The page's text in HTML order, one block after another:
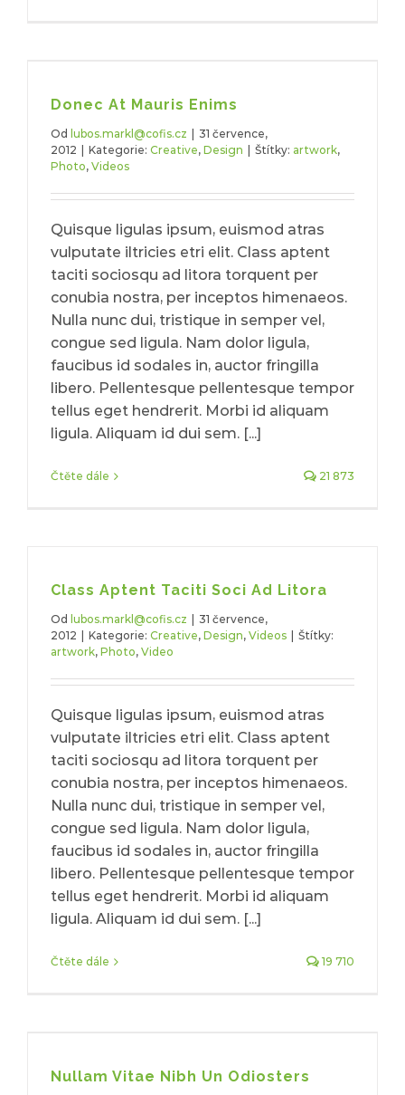
Donec At Mauris Enims
Od lubos.markl@cofis.cz
31 července,
2012
Kategorie: Creative, Design Štítky: artwork,
Photo, Videos
Quisque ligulas ipsum, euismod atras
vulputate iltricies etri elit. Class aptent
taciti sociosqu ad litora torquent per
conubia nostra, per inceptos himenaeos.
Nulla nunc dui, tristique in semper vel,
congue sed ligula. Nam dolor ligula,
faucibus id sodales in, auctor fringilla
libero. Pellentesque pellentesque tempor
tellus eget hendrerit. Morbi id aliquam
ligula. Aliquam id dui sem. [...]
Čtěte dále 21 873
Class Aptent Taciti Soci Ad Litora
Od lubos.markl@cofis.cz
31 července,
2012
Kategorie: Creative, Design, Videos
Štítky:
artwork, Photo, Video
Quisque ligulas ipsum, euismod atras
vulputate iltricies etri elit. Class aptent
taciti sociosqu ad litora torquent per
conubia nostra, per inceptos himenaeos.
Nulla nunc dui, tristique in semper vel,
congue sed ligula. Nam dolor ligula,
faucibus id sodales in, auctor fringilla
libero. Pellentesque pellentesque tempor
tellus eget hendrerit. Morbi id aliquam
ligula. Aliquam id dui sem. [...]
Čtěte dále 19 710
Nullam Vitae Nibh Un Odiosters